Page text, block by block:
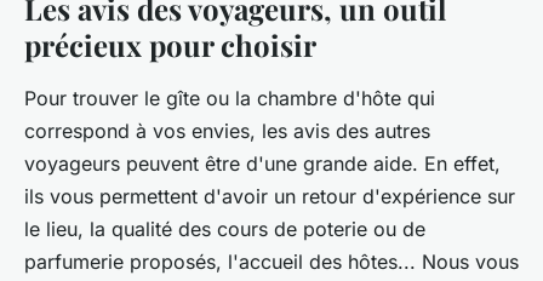
Les avis des voyageurs, un outil
précieux pour choisir
Pour trouver le gîte ou la chambre d'hôte qui
correspond à vos envies, les avis des autres
voyageurs peuvent être d'une grande aide. En effet,
ils vous permettent d'avoir un retour d'expérience sur
le lieu, la qualité des cours de poterie ou de
parfumerie proposés, l'accueil des hôtes... Nous vous